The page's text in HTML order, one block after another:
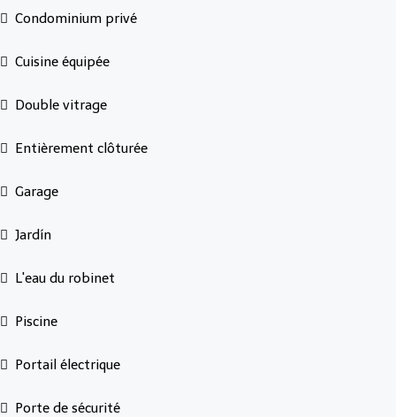
Condominium privé
Cuisine équipée
Double vitrage
Entièrement clôturée
Garage
Jardín
L'eau du robinet
Piscine
Portail électrique
Porte de sécurité